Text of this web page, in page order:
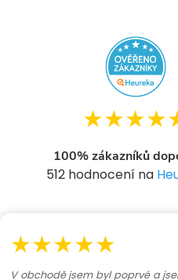
100% zákazníků
512 hodnocení na
★★★★★
V obchodě jsem byl poprvé a